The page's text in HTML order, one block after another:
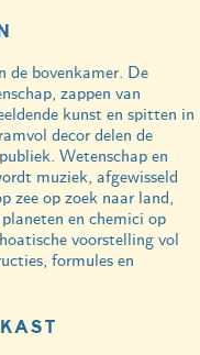
de bovenkamer. De
zappen van
kunst en spitten in
decor delen de
Wetenschap en
muziek, afgewisseld
zee op zoek naar land,
en chemici op
voorstelling vol
formules en